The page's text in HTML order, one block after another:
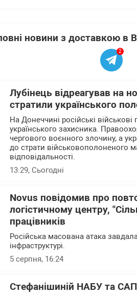
новини з доставкою
2
Лубінець відреагував на
стратили українського
На Донеччині російські
українського захисника.
чергового воєнного злочину, а
до страти військовополоненого
відповідальності.
13:29, Сьогодні
Novus повідомив про
логістичному центру,
працівників
Російська масована атака
інфраструктурі.
5 серпня, 16:24
Стефанішиній НАБУ та